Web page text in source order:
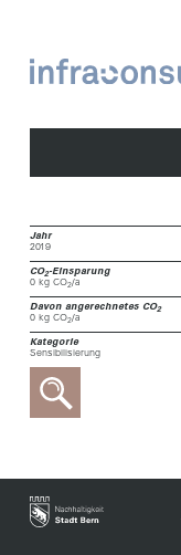
Jahr
2019
CO2-Einsparung
0 kg CO2/a
Davon angerechnetes CO2
0 kg CO2/a
Kategorie
Sensibilisierung